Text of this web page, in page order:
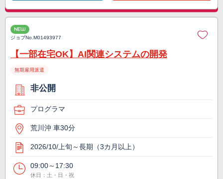
NEW
ジョブNo.M01493977
【一部在宅OK】AI関連システムの開発
無期雇用派遣
非公開
プログラマ
荒川沖 車30分
2026/10/上旬～長期（3カ月以上）
09:00～17:30
休日：土・日・祝